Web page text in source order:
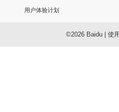
用户体验计划
©2026 Baidu| 使